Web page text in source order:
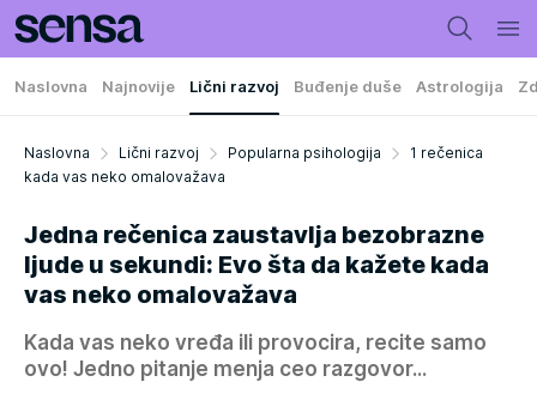
Naslovna Najnovije Lični razvoj Buđenje duše Astrologija
Naslovna Lični razvoj Popularna psihologija
1 rečenica
kada vas neko omalovažava
Jedna rečenica zaustavlja bezobrazne
ljude u sekundi: Evo šta da kažete kada
vas neko omalovažava
Kada vas neko vređa ili provocira, recite samo
ovo! Jedno pitanje menja ceo razgovor...